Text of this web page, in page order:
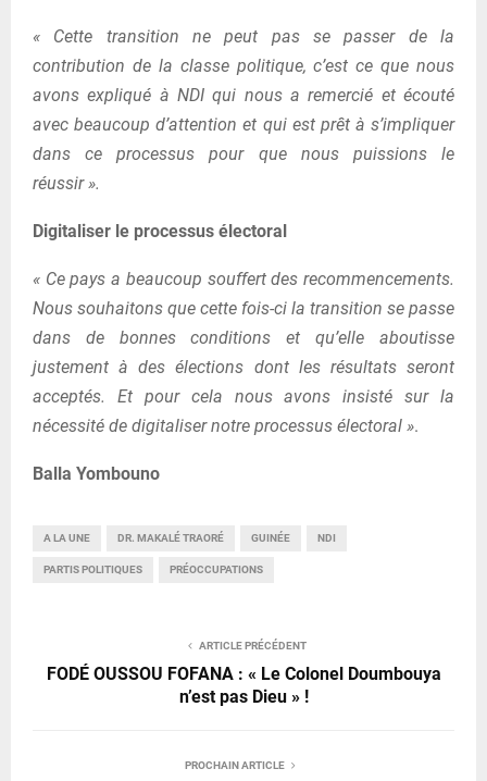
« Cette transition ne peut pas se passer de la
contribution de la classe politique, c’est ce que nous
avons expliqué à NDI qui nous a remercié et écouté
avec beaucoup d’attention et qui est prêt à s’impliquer
dans ce processus pour que nous puissions le
réussir ».
Digitaliser le processus électoral
« Ce pays a beaucoup souffert des recommencements.
Nous souhaitons que cette fois-ci la transition se passe
dans de bonnes conditions et qu’elle aboutisse
justement à des élections dont les résultats seront
acceptés. Et pour cela nous avons insisté sur la
nécessité de digitaliser notre processus électoral ».
Balla Yombouno
A LA UNE DR. MAKALÉ TRAORÉ GUINÉE NDI
PARTIS POLITIQUES PRÉOCCUPATIONS
ARTICLE PRÉCÉDENT
FODÉ OUSSOU FOFANA : « Le Colonel Doumbouya
n’est pas Dieu » !
PROCHAIN ARTICLE